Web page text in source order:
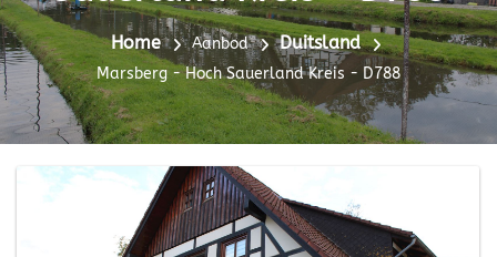
Home Aanbod Duitsland
Marsberg - Hoch Sauerland Kreis - D788